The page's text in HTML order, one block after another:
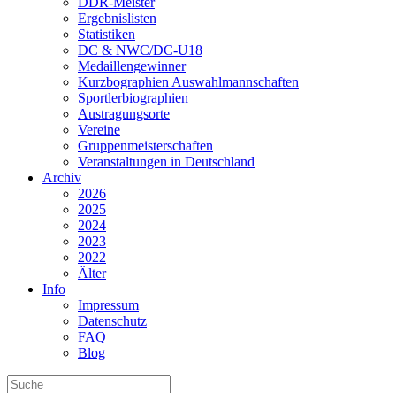
Ergebnislisten
Statistiken
DC & NWC/DC-U18
Medaillengewinner
Kurzbographien Auswahlmannschaften
Sportlerbiographien
Austragungsorte
Vereine
Gruppenmeisterschaften
Veranstaltungen in Deutschland
Archiv
2026
2025
2024
2023
2022
Älter
Info
Impressum
Datenschutz
FAQ
Blog